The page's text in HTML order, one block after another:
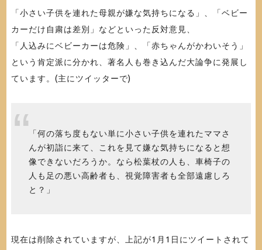
「小さい子供を連れた母親が嫌な気持ちになる」、「ベビー
カーだけ自粛は差別」などといった反対意見、
「人込みにベビーカーは危険」、「赤ちゃんがかわいそう」
という肯定派に分かれ、著名人も巻き込んだ大論争に発展し
ています。(主にツイッターで)
「何の落ち度もない単に小さい子供を連れたママさ
んが初詣に来て、これを見て嫌な気持ちになると想
像できないだろうか。なら松葉杖の人も、車椅子の
人も足の悪い高齢者も、視覚障害者も全部遠慮しろ
と？」
現在は削除されていますが、上記が1月1日にツイートされて